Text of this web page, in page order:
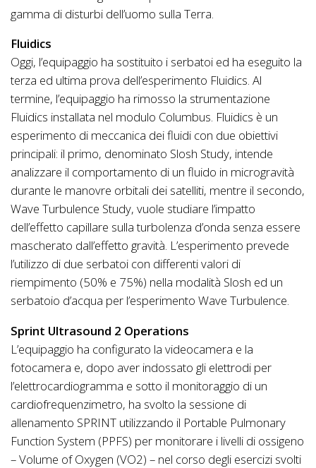
gamma di disturbi dell’uomo sulla Terra.
Fluidics
Oggi, l’equipaggio ha sostituito i serbatoi ed ha eseguito la
terza ed ultima prova dell’esperimento Fluidics. Al
termine, l’equipaggio ha rimosso la strumentazione
Fluidics installata nel modulo Columbus. Fluidics è un
esperimento di meccanica dei fluidi con due obiettivi
principali: il primo, denominato Slosh Study, intende
analizzare il comportamento di un fluido in microgravità
durante le manovre orbitali dei satelliti, mentre il secondo,
Wave Turbulence Study, vuole studiare l’impatto
dell’effetto capillare sulla turbolenza d’onda senza essere
mascherato dall’effetto gravità. L’esperimento prevede
l’utilizzo di due serbatoi con differenti valori di
riempimento (50% e 75%) nella modalità Slosh ed un
serbatoio d’acqua per l’esperimento Wave Turbulence.
Sprint Ultrasound 2 Operations
L’equipaggio ha configurato la videocamera e la
fotocamera e, dopo aver indossato gli elettrodi per
l’elettrocardiogramma e sotto il monitoraggio di un
cardiofrequenzimetro, ha svolto la sessione di
allenamento SPRINT utilizzando il Portable Pulmonary
Function System (PPFS) per monitorare i livelli di ossigeno
– Volume of Oxygen (VO2) – nel corso degli esercizi svolti